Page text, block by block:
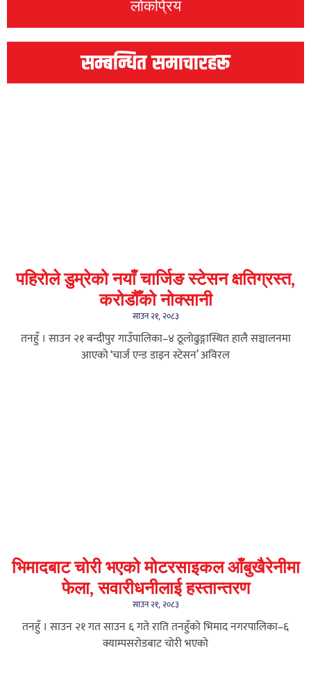
लोकप्रिय
सम्बन्धित समाचारहरू
पहिरोले डुम्रेको नयाँ चार्जिङ स्टेसन क्षतिग्रस्त,
करोडौँको नोक्सानी
साउन २१, २०८३
तनहुँ । साउन २१ बन्दीपुर गाउँपालिका–४ ठूलोढुङ्गास्थित हालै सञ्चालनमा
आएको ‘चार्ज एन्ड डाइन स्टेसन’ अविरल
भिमादबाट चोरी भएको मोटरसाइकल आँबुखैरेनीमा
फेला, सवारीधनीलाई हस्तान्तरण
साउन २१, २०८३
तनहुँ । साउन २१ गत साउन ६ गते राति तनहुँको भिमाद नगरपालिका–६
क्याम्पसरोडबाट चोरी भएको